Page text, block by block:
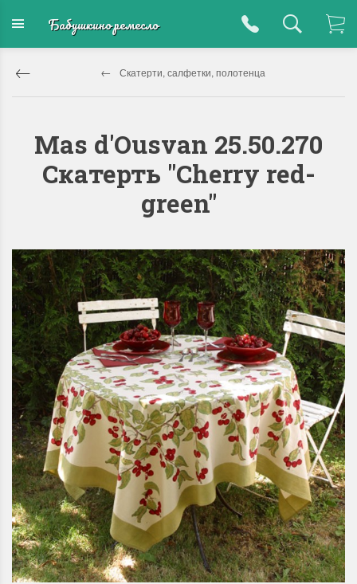
Бабушкино ремесло
Скатерти, салфетки, полотенца
Mas d'Ousvan 25.50.270
Скатерть "Cherry red-
green"